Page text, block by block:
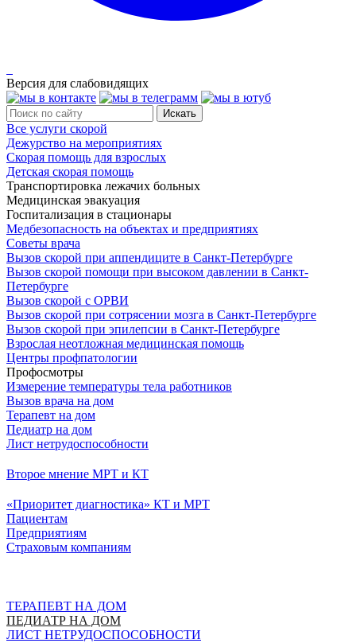
Версия для слабовидящих
Все услуги скорой
Дежурство на мероприятиях
Скорая помощь для взрослых
Детская скорая помощь
Транспортировка лежачих больных
Медицинская эвакуация
Госпитализация в стационары
Медбезопасность на объектах и предприятиях
Советы врача
Вызов скорой при аппендиците в Санкт-Петербурге
Вызов скорой помощи при высоком давлении в Санкт-
Петербурге
Вызов скорой с ОРВИ
Вызов скорой при сотрясении мозга в Санкт-Петербурге
Вызов скорой при эпилепсии в Санкт-Петербурге
Взрослая неотложная медицинская помощь
Центры профпатологии
Профосмотры
Измерение температуры тела работников
Вызов врача на дом
Терапевт на дом
Педиатр на дом
Лист нетрудоспособности
Второе мнение МРТ и КТ
«Приоритет диагностика» КТ и МРТ
Пациентам
Предприятиям
Страховым компаниям
ТЕРАПЕВТ НА ДОМ
ПЕДИАТР НА ДОМ
ЛИСТ НЕТРУДОСПОСОБНОСТИ